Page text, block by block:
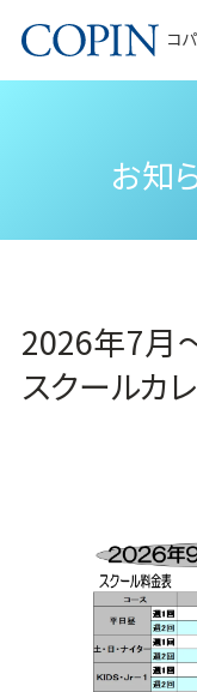
コ
お知
2026年7月
スクールカ